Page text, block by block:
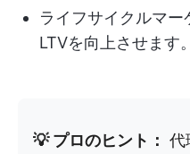
ライフサイクルマ
LTVを向上させます。
💡 プロのヒント： 代